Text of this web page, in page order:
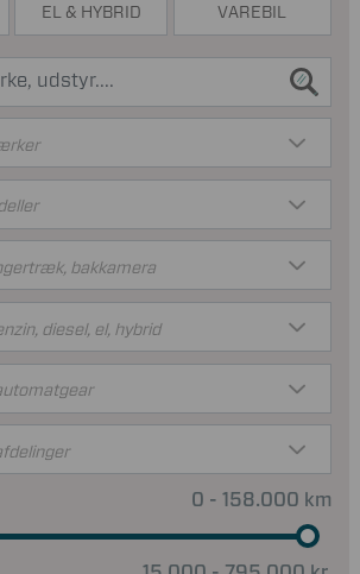
EL & HYBRID VAREBIL
0 - 158.000 km
diesel, el, hybrid
bakkamera